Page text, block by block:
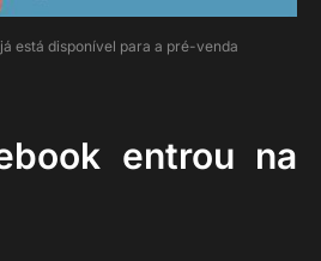
está disponível para a pré-venda
entrou na